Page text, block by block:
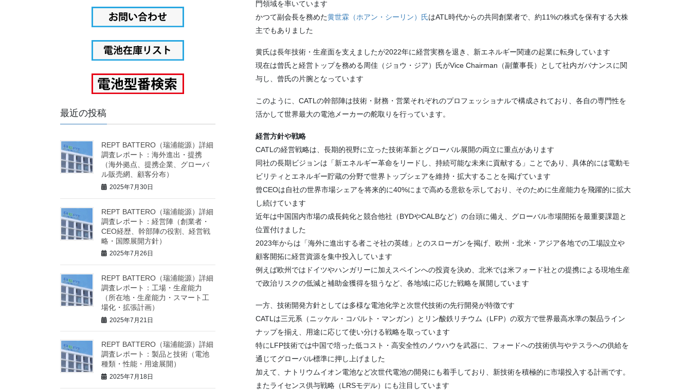
門領域を率いています​
かつて副会長を務めた黄世霖（ホアン・シーリン）氏はATL時代からの共同創業者で、約11%の株式を保有する大株
主でもありました​
黄氏は長年技術・生産面を支えましたが2022年に経営実務を退き、新エネルギー関連の起業に転身しています​
現在は曾氏と経営トップを務める周佳（ジョウ・ジア）氏がVice Chairman（副董事長）として社内ガバナンスに関
与し、曾氏の片腕となっています​
このように、CATLの幹部陣は技術・財務・営業それぞれのプロフェッショナルで構成されており、各自の専門性を
活かして世界最大の電池メーカーの舵取りを行っています。
経営方針や戦略
CATLの経営戦略は、長期的視野に立った技術革新とグローバル展開の両立に重点があります
同社の長期ビジョンは「新エネルギー革命をリードし、持続可能な未来に貢献する」ことであり、具体的には電動モ
ビリティとエネルギー貯蔵の分野で世界トップシェアを維持・拡大することを掲げています
曾CEOは自社の世界市場シェアを将来的に40%にまで高める意欲を示しており、そのために生産能力を飛躍的に拡大
し続けています
近年は中国国内市場の成長鈍化と競合他社（BYDやCALBなど）の台頭に備え、グローバル市場開拓を最重要課題と
位置付けました
2023年からは「海外に進出する者こそ社の英雄」とのスローガンを掲げ、欧州・北米・アジア各地での工場設立や
顧客開拓に経営資源を集中投入しています
例えば欧州ではドイツやハンガリーに加えスペインへの投資を決め、北米では米フォード社との提携による現地生産
で政治リスクの低減と補助金獲得を狙うなど、各地域に応じた戦略を展開しています
一方、技術開発方針としては多様な電池化学と次世代技術の先行開発が特徴です
CATLは三元系（ニッケル・コバルト・マンガン）とリン酸鉄リチウム（LFP）の双方で世界最高水準の製品ライン
ナップを揃え、用途に応じて使い分ける戦略を取っています
特にLFP技術では中国で培った低コスト・高安全性のノウハウを武器に、フォードへの技術供与やテスラへの供給を
通じてグローバル標準に押し上げました
加えて、ナトリウムイオン電池など次世代電池の開発にも着手しており、新技術を積極的に市場投入する計画です。
またライセンス供与戦略（LRSモデル）にも注目しています
最近の投稿
REPT BATTERO（瑞浦能源）詳細
調査レポート：海外進出・提携
（海外拠点、提携企業、グローバ
ル販売網、顧客分布）
2025年7月30日
REPT BATTERO（瑞浦能源）詳細
調査レポート：経営陣（創業者・
CEO経歴、幹部陣の役割、経営戦
略・国際展開方針）
2025年7月26日
REPT BATTERO（瑞浦能源）詳細
調査レポート：工場・生産能力
（所在地・生産能力・スマート工
場化・拡張計画）
2025年7月21日
REPT BATTERO（瑞浦能源）詳細
調査レポート：製品と技術（電池
種類・性能・用途展開）
2025年7月18日